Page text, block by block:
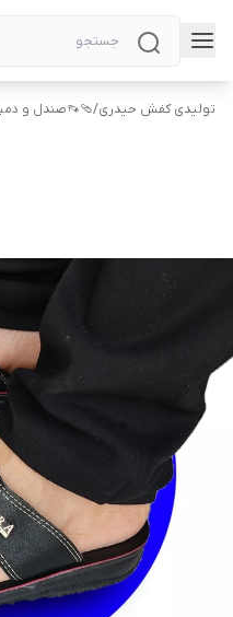
تولیدی کفش حیدری/🩴👡صندل و دمپایی